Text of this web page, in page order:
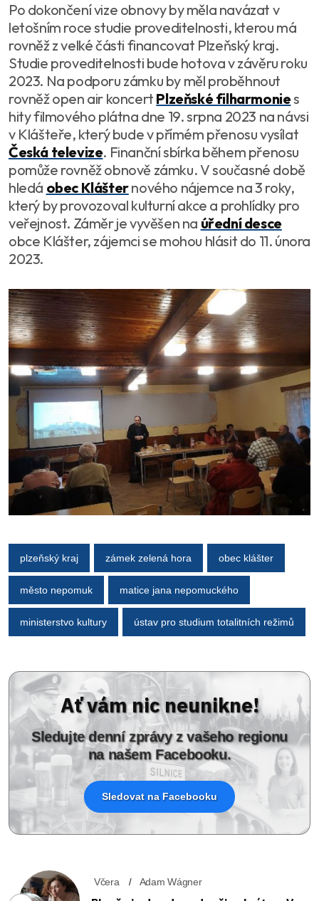
Po dokončení vize obnovy by měla navázat v
letošním roce studie proveditelnosti, kterou má
rovněž z velké části financovat Plzeňský kraj.
Studie proveditelnosti bude hotova v závěru roku
2023. Na podporu zámku by měl proběhnout
rovněž open air koncert Plzeňské filharmonies
hity filmového plátna dne 19. srpna 2023 na návsi
v Klášteře, který bude v přímém přenosu vysílat
Česká televize. Finanční sbírka během přenosu
pomůže rovněž obnově zámku. V současné době
hledá obec Klášternového nájemce na 3 roky,
který by provozoval kulturní akce a prohlídky pro
veřejnost. Záměr je vyvěšen na úřední desce
obce Klášter, zájemci se mohou hlásit do 11. února
2023.
plzeňský kraj zámek zelená hora obec klášter
město nepomuk matice jana nepomuckého
ministerstvo kultury ústav pro studium totalitních režimů
Ať vám nic neunikne!
Sledujte denní zprávy z vašeho regionu
na našem Facebooku.
Sledovat na Facebooku
Včera Adam Wágner